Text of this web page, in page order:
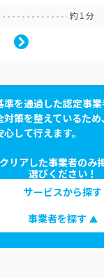
約1分
準を通過した認定事
対策を整えているた
して行えます。
リアした事業者のみ
選びください！
サービスから探す
事業者を探す